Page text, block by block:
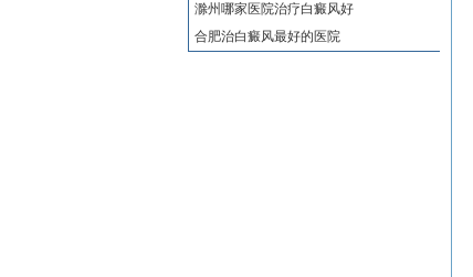
滁州哪家医院治疗白癜风好
合肥治白癜风最好的医院